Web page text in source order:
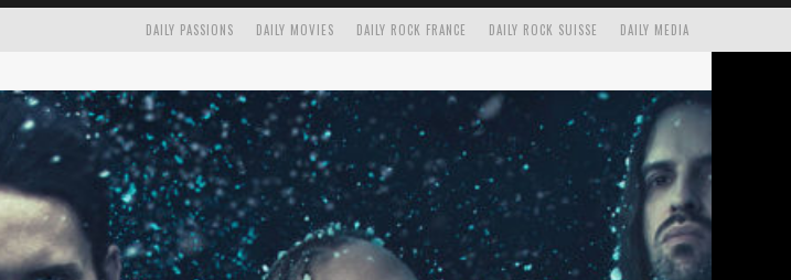
DAILY MEDIA
DAILY ROCK SUISSE
DAILY ROCK FRANCE
DAILY MOVIES
DAILY PASSIONS